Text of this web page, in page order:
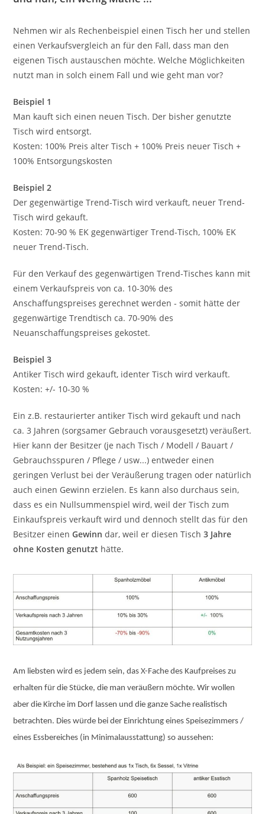
Nehmen wir als Rechenbeispiel einen Tisch her und stellen
einen Verkaufsvergleich an für den Fall, dass man den
eigenen Tisch austauschen möchte. Welche Möglichkeiten
nutzt man in solch einem Fall und wie geht man vor?
Beispiel 1
Man kauft sich einen neuen Tisch. Der bisher genutzte
Tisch wird entsorgt.
Kosten: 100% Preis alter Tisch + 100% Preis neuer Tisch +
100% Entsorgungskosten
Beispiel 2
Der gegenwärtige Trend-Tisch wird verkauft, neuer Trend-
Tisch wird gekauft.
Kosten: 70-90 % EK gegenwärtiger Trend-Tisch, 100% EK
neuer Trend-Tisch.
Für den Verkauf des gegenwärtigen Trend-Tisches kann mit
einem Verkaufspreis von ca. 10-30% des
Anschaffungspreises gerechnet werden - somit hätte der
gegenwärtige Trendtisch ca. 70-90% des
Neuanschaffungspreises gekostet.
Beispiel 3
Antiker Tisch wird gekauft, identer Tisch wird verkauft.
Kosten: +/- 10-30 %
Ein z.B. restaurierter antiker Tisch wird gekauft und nach
ca. 3 Jahren (sorgsamer Gebrauch vorausgesetzt) veräußert.
Hier kann der Besitzer (je nach Tisch / Modell / Bauart /
Gebrauchsspuren / Pflege / usw...) entweder einen
geringen Verlust bei der Veräußerung tragen oder natürlich
auch einen Gewinn erzielen. Es kann also durchaus sein,
dass es ein Nullsummenspiel wird, weil der Tisch zum
Einkaufspreis verkauft wird und dennoch stellt das für den
Besitzer einenGewinn dar, weil er diesen Tisch3 Jahre
ohne Kosten genutzt hätte.
Am liebsten wird es jedem sein, das X-Fache des Kaufpreises zu
erhalten für die Stücke, die man veräußern möchte. Wir wollen
aber die Kirche im Dorf lassen und die ganze Sache realistisch
betrachten. Dies würde bei der Einrichtung eines Speisezimmers /
eines Essbereiches (in Minimalausstattung) so aussehen: